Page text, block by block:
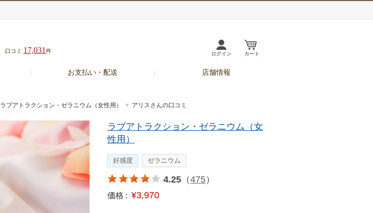
口コミ 17,031 件 ログイン カート
お支払い・配送 店舗情報
ラブアトラクション・ゼラニウム（女性用） > アリスさんの口コミ
ラブアトラクション・ゼラニウム（女
性用）
好感度 ゼラニウム
4.25 （475）
価格 : ¥3,970